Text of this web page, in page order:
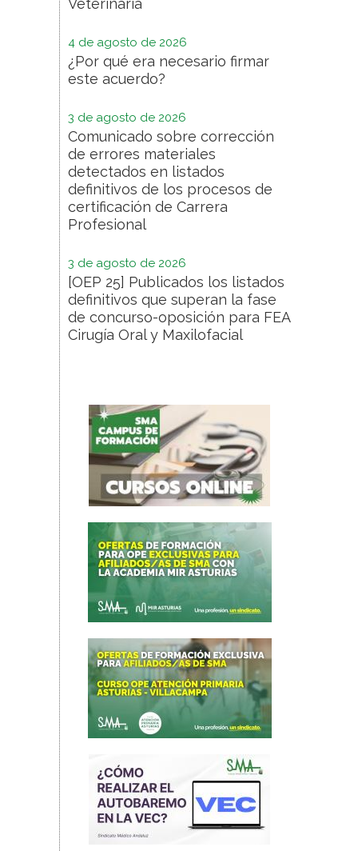
4 de agosto de 2026
¿Por qué era necesario firmar
este acuerdo?
3 de agosto de 2026
Comunicado sobre corrección
de errores materiales
detectados en listados
definitivos de los procesos de
certificación de Carrera
Profesional
3 de agosto de 2026
[OEP 25] Publicados los listados
definitivos que superan la fase
de concurso-oposición para FEA
Cirugía Oral y Maxilofacial